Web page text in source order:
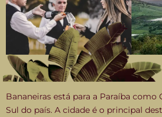
Bananeiras está para a Paraíba como
Sul do país. A cidade é o principal